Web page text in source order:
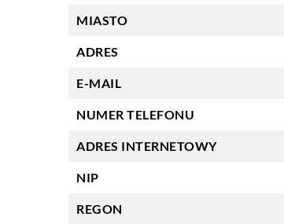
MIASTO
ADRES
E-MAIL
NUMER TELEFONU
ADRES INTERNETOWY
NIP
REGON